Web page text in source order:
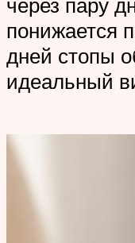
понижается
дней стопы
идеальный